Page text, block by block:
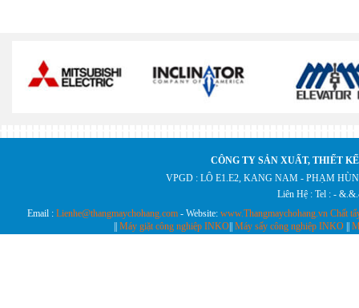
CÔNG TY SẢN XUẤT, THIẾT
VPGD : LÔ E1.E2, KANG NAM - PHẠM
Liên Hệ : Tel : -
Email : Lienhe@thangmaychohang.com - Website: www.Thangmaychohang.vn Chất
Máy giặt công nghiệp INKO Máy sấy công nghiệp INKO